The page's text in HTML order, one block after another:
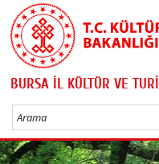
BURSA İL KÜLTÜR VE